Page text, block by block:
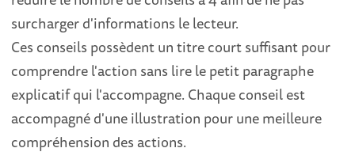
surcharger d'informations le lecteur.
Ces conseils possèdent un titre court suffisant pour
comprendre l'action sans lire le petit paragraphe
explicatif qui l'accompagne. Chaque conseil est
accompagné d'une illustration pour une meilleure
compréhension des actions.